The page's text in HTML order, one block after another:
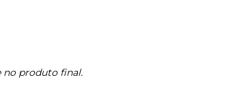
no produto final.